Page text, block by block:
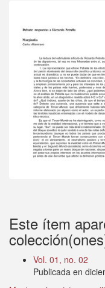
Este ítem
Vol. 01, no. 02
Publicada en